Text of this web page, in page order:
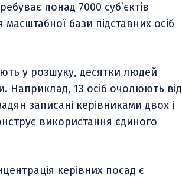
понад 7000 суб’єктів
бази підставних осіб
у розшуку, десятки людей
Наприклад, 13 осіб очолюють від
записані керівниками двох і
використання єдиного
керівних посад є